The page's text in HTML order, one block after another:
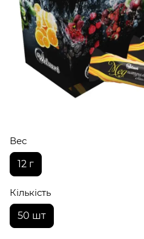
Вес
12 г
Кількість
50 шт